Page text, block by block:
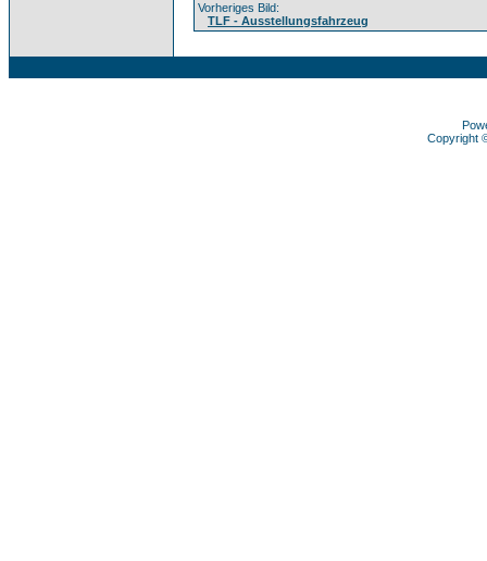
Vorheriges Bild:
TLF - Ausstellungsfahrzeug
Copyright